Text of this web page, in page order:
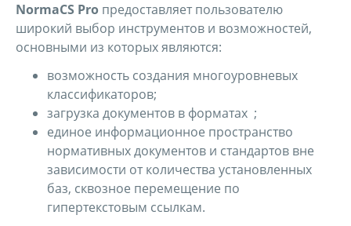
NormaCS Pro предоставляет пользователю
широкий выбор инструментов и возможностей,
основными из которых являются:
возможность создания многоуровневых
классификаторов;
загрузка документов в форматах ;
единое информационное пространство
нормативных документов и стандартов вне
зависимости от количества установленных
баз, сквозное перемещение по
гипертекстовым ссылкам.